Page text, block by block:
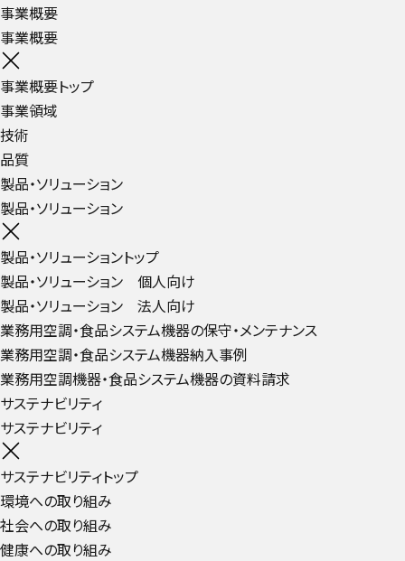
事業概要
事業概要
事業概要トップ
事業領域
技術
品質
製品・ソリューション
製品・ソリューション
製品・ソリューショントップ
製品・ソリューション 個人向け
製品・ソリューション 法人向け
業務用空調・食品システム機器の保守・メンテナンス
業務用空調・食品システム機器納入事例
業務用空調機器・食品システム機器の資料請求
サステナビリティ
サステナビリティ
サステナビリティトップ
環境への取り組み
社会への取り組み
健康への取り組み